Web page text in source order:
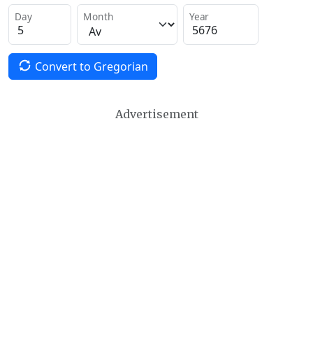
Day Month Year
Convert to Gregorian
Advertisement